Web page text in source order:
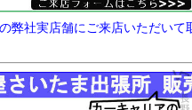
弊社実店舗にご来店いただいて